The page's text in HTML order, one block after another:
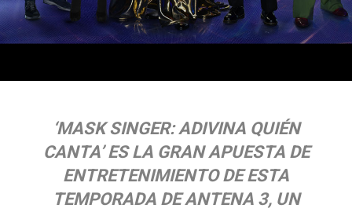
‘MASK SINGER: ADIVINA QUIÉN
CANTA’ ES LA GRAN APUESTA DE
ENTRETENIMIENTO DE ESTA
TEMPORADA DE ANTENA 3, UN